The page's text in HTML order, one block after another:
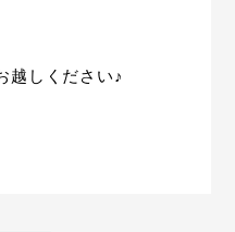
越しください♪